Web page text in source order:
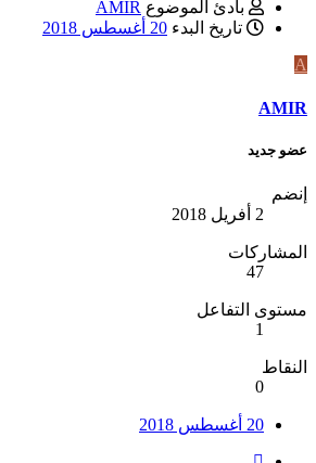
بادئ الموضوع AMIR
تاريخ البدء 20 أغسطس 2018
A
AMIR
عضو جديد
إنضم
2 أفريل 2018
المشاركات
47
مستوى التفاعل
1
النقاط
0
20 أغسطس 2018